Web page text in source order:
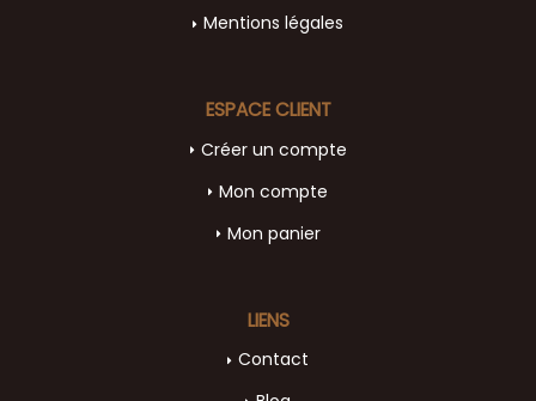
Mentions légales
LIENS
Contact
ESPACE CLIENT
Créer un compte
Mon compte
Mon panier